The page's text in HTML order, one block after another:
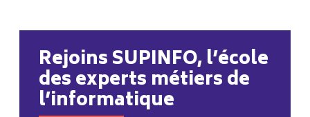
Rejoins SUPINFO, l’école
des experts métiers de
l’informatique